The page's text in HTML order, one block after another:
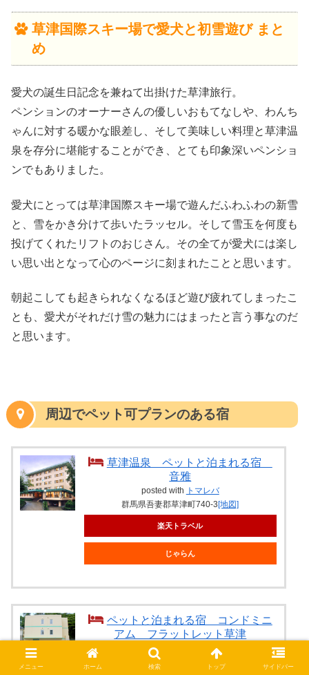
草津国際スキー場で愛犬と初雪遊び まと
め
愛犬の誕生日記念を兼ねて出掛けた草津旅行。
ペンションのオーナーさんの優しいおもてなしや、わんち
ゃんに対する暖かな眼差し、そして美味しい料理と草津温
泉を存分に堪能することができ、とても印象深いペンショ
ンでもありました。
愛犬にとっては草津国際スキー場で遊んだふわふわの新雪
と、雪をかき分けて歩いたラッセル。そして雪玉を何度も
投げてくれたリフトのおじさん。その全てが愛犬には楽し
い思い出となって心のページに刻まれたことと思います。
朝起こしても起きられなくなるほど遊び疲れてしまったこ
とも、愛犬がそれだけ雪の魅力にはまったと言う事なのだ
と思います。
周辺でペット可プランのある宿
草津温泉 ペットと泊まれる宿
音雅
posted with トマレバ
群馬県吾妻郡草津町740-3 [地図]
楽天トラベル
じゃらん
ペットと泊まれる宿 コンドミニ
アム フラットレット草津
posted with
トマレバ
群馬県吾妻郡草津町草津464-1211
メニュー ホーム 検索 トップ サイドバー